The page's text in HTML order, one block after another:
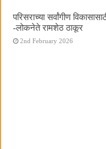
परिसराच्या सर्वांगीण
-लोकनेते रामशेठ ठाकूर
2nd February 2026